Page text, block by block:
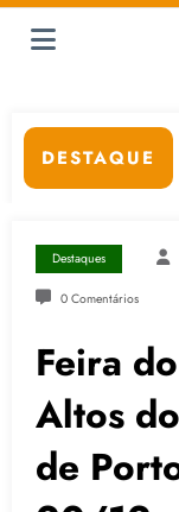
DESTAQUE
está com inscrições
Café com
Destaques
0 Comentários
Feira
Altos
de